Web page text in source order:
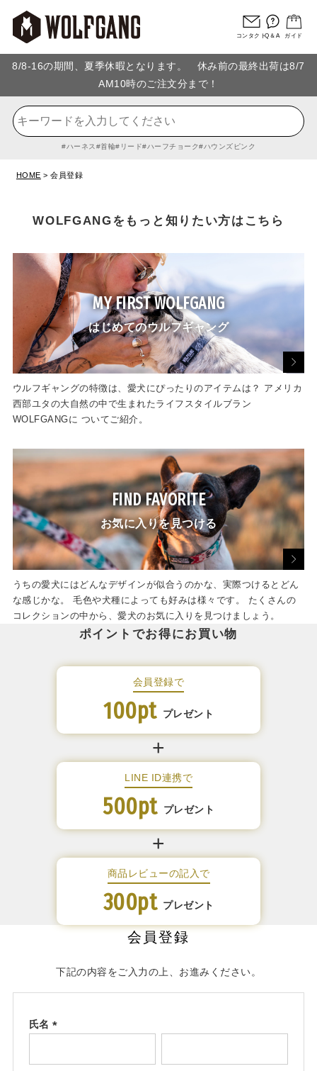
コンタクトQ＆A ガイド
8/8-16の期間、夏季休暇となります。 休み前の最終出荷は8/7
AM10時のご注文分まで！
ハーネス 首輪 リード ハーフチョーク ハウンズピンク
HOME 会員登録
WOLFGANGをもっと知りたい方はこちら
MY FIRST WOLFGANG
はじめてのウルフギャング
ウルフギャングの特徴は、愛犬にぴったりのアイテムは？ アメリカ
西部ユタの大自然の中で生まれたライフスタイルブラン
WOLFGANGに ついてご紹介。
FIND FAVORITE
お気に入りを見つける
うちの愛犬にはどんなデザインが似合うのかな、実際つけるとどん
な感じかな。 毛色や犬種によっても好みは様々です。 たくさんの
コレクションの中から、愛犬のお気に入りを見つけましょう。
ポイントでお得にお買い物
会員登録で
100pt プレゼント
LINE ID連携で
500pt プレゼント
商品レビューの記入で
300pt プレゼント
会員登録
下記の内容をご入力の上、お進みください。
氏名
須)